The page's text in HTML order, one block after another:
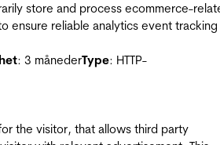
store and process ecommerce-
ensure reliable analytics event tracking
: 3 månederType: HTTP-
the visitor, that allows third party